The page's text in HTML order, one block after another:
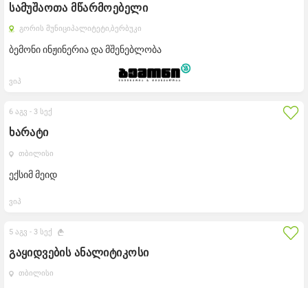
სამუშაოთა მწარმოებელი
გორის მუნიციპალიტეტი,ბერბუკი
ბემონი ინჟინერია და მშენებლობა
ვიპ
ხარატი
თბილისი
ექსიმ მეიდ
6 აგვ -3 სექ
ვიპ
გაყიდვების ანალიტიკოსი
თბილისი
5 აგვ -3 სექ